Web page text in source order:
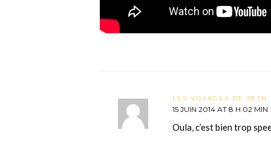
LES VOYAGES DE SETH
15 JUIN 2014 AT 8 H 02 MIN
Oula, c’est bien trop